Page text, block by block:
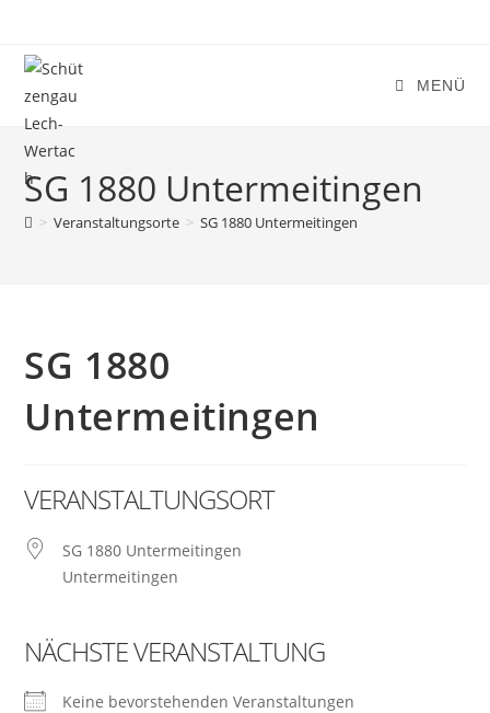
springen
MENÜ
SG 1880 Untermeitingen
> Veranstaltungsorte > SG 1880 Untermeitingen
SG 1880
Untermeitingen
VERANSTALTUNGSORT
SG 1880 Untermeitingen
Untermeitingen
NÄCHSTE VERANSTALTUNG
Keine bevorstehenden Veranstaltungen